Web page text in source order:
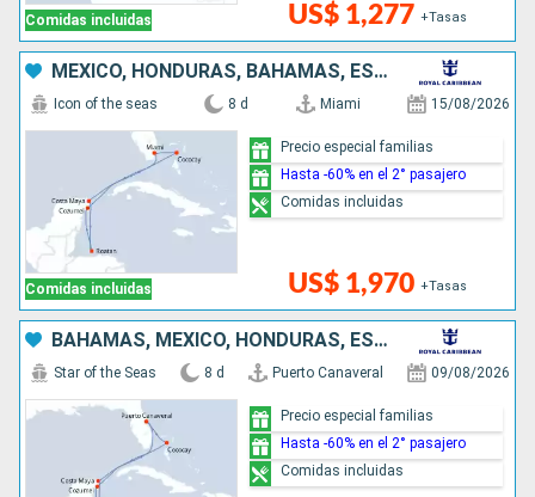
Comidas incluidas US$ 1,277 +Tasas
MÉXICO, HONDURAS, BAHAMAS, ESTADOS UNIDOS
Comidas incluidas
Icon of the seas 8 d Miami 15/08/2026
US$ 1,970 +Tasas
Precio especial familias
Hasta -60% en el 2° pasajero
Comidas incluidas
BAHAMAS, MÉXICO, HONDURAS, ESTADOS UNIDOS
Star of the Seas 8 d Puerto Canaveral 09/08/2026
Precio especial familias
Hasta -60% en el 2° pasajero
Comidas incluidas